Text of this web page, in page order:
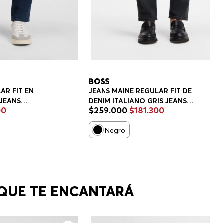
FIT EN
JEANS MAINE REGULAR FIT DE
DENIM ITALIANO GRIS JEANS
REGULAR FIT HOMBRE
$259.000 $181.300
Negro
TE ENCANTARÁ